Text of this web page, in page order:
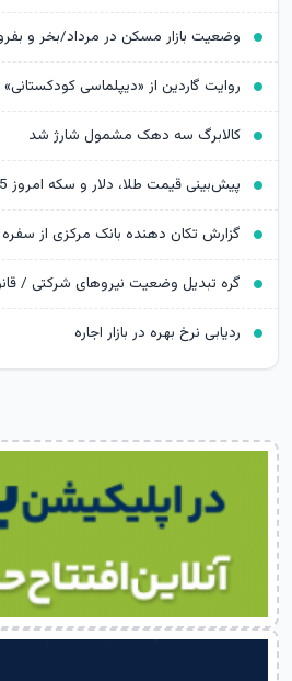
وضعیت بازار مسکن در مرداد/بخر و
روایت گاردین از «دیپلماسی کودکستانی»
کالابرگ سه دهک مشمول شارژ شد
گره تبدیل وضعیت نیروهای شرکتی /
ردیابی نرخ بهره در بازار اجاره